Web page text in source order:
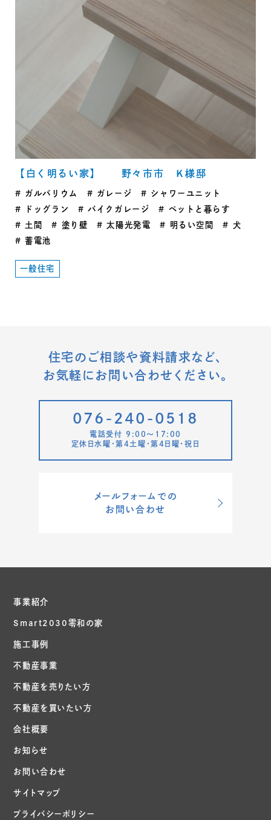
【白く明るい家】 野々市市 Ｋ様邸
ガルバリウム ガレージ
シャワーユニット
ドッグラン
バイクガレージ
ペットと暮らす
土間
塗り壁 太陽光発電 明るい空間
犬
蓄電池
一般住宅
住宅のご相談や資料請求など、
お気軽にお問い合わせください。
076-240-0518
電話受付 9:00〜17:00
定休日水曜・第4土曜・第4日曜・祝日
メールフォームでの
お問い合わせ
事業紹介
Smart2030零和の家
施工事例
不動産事業
不動産を売りたい方
不動産を買いたい方
会社概要
お知らせ
お問い合わせ
サイトマップ
プライバシーポリシー